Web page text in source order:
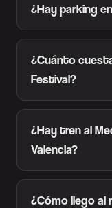
¿Hay parking
¿Cuánto
Festival?
¿Hay tren al
Valencia?
¿Cómo llego al